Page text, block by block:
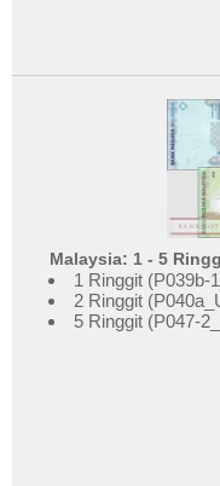
Malaysia: 1 - 5
1 Ringgit (P039b-
2 Ringgit
5 Ringgit (P047-